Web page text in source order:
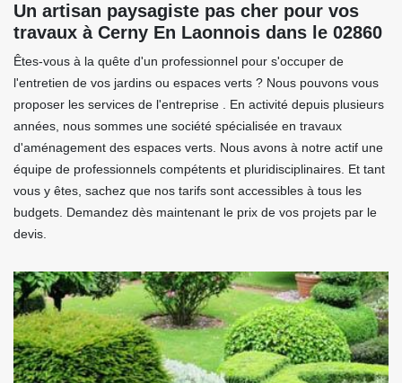
Un artisan paysagiste pas cher pour vos
travaux à Cerny En Laonnois dans le 02860
Êtes-vous à la quête d'un professionnel pour s'occuper de
l'entretien de vos jardins ou espaces verts ? Nous pouvons vous
proposer les services de l'entreprise . En activité depuis plusieurs
années, nous sommes une société spécialisée en travaux
d'aménagement des espaces verts. Nous avons à notre actif une
équipe de professionnels compétents et pluridisciplinaires. Et tant
vous y êtes, sachez que nos tarifs sont accessibles à tous les
budgets. Demandez dès maintenant le prix de vos projets par le
devis.